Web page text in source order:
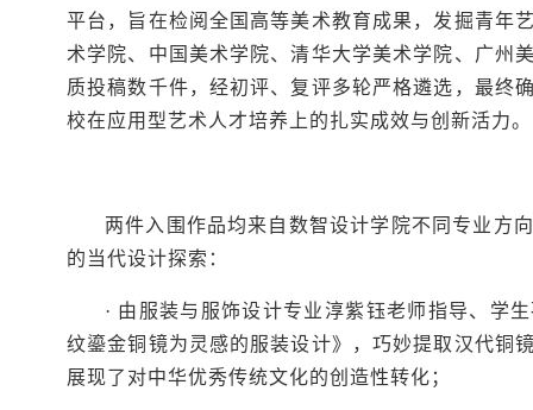
平台，旨在检阅全国高等美术教育成果，发掘青年
术学院、中国美术学院、清华大学美术学院、广州
质投稿数千件，经初评、复评多轮严格遴选，最终
校在应用型艺术人才培养上的扎实成效与创新活力。
两件入围作品均来自数智设计学院不同专业方
的当代设计探索：
· 由服装与服饰设计专业淳紫钰老师指导、学
纹鎏金铜镜为灵感的服装设计》，巧妙提取汉代铜
展现了对中华优秀传统文化的创造性转化；